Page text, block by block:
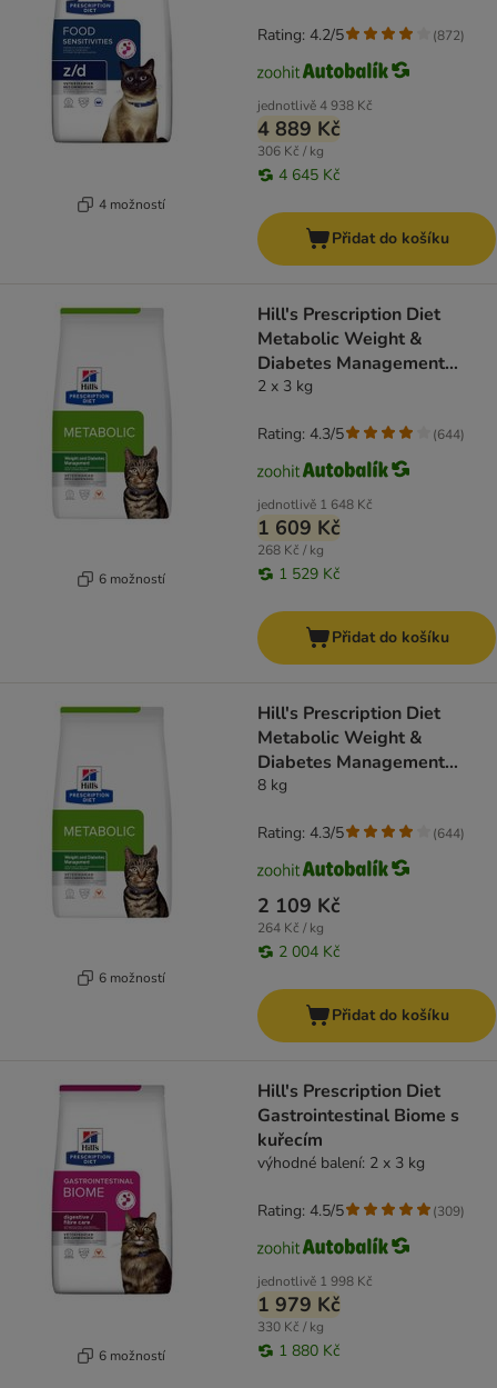
4 možností
jednotlivě4 938 Kč
4 889 Kč
306 Kč / kg
4 645 Kč
Rating: 4.2/5 (872)
Přidat do košíku
6 možností
Hill's Prescription Diet
Metabolic Weight &
Diabetes Management
Chicken
2 x 3 kg
jednotlivě 1 648 Kč
1 609 Kč
268 Kč / kg
1 529 Kč
Rating: 4.3/5 (644)
Přidat do košíku
6 možností
Hill's Prescription Diet
Metabolic Weight &
Diabetes Management
Chicken
8 kg
2 109 Kč
264 Kč / kg
2 004 Kč
Rating: 4.3/5 (644)
Přidat do košíku
6 možností
Hill's Prescription Diet
Gastrointestinal Biome s
kuřecím
výhodné balení: 2 x 3 kg
jednotlivě 1 998 Kč
1 979 Kč
330 Kč / kg
1 880 Kč
Rating: 4.5/5 (309)